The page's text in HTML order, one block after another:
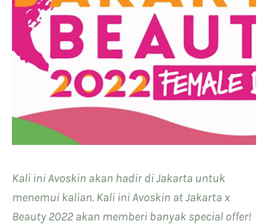
Kali ini Avoskin akan hadir di Jakarta untuk
menemui kalian. Kali ini Avoskin at Jakarta x
Beauty 2022 akan memberi banyak special offer!